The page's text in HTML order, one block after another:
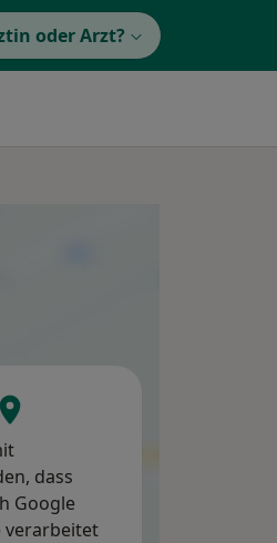
oder Arzt?
13 Aug
dass
Google
verarbeitet